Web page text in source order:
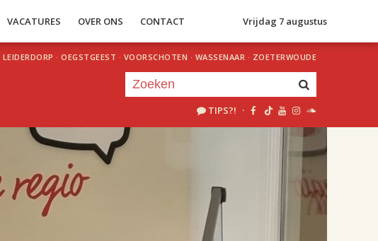
VACATURES OVER ONS CONTACT Vrijdag 7 augustus
LEIDERDORP · OEGSTGEEST · VOORSCHOTEN · WASSENAAR · ZOETERWOUDE
TIPS?! ·
uur 1 van 2
Volgend uur